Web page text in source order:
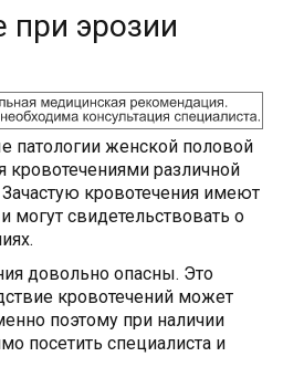
при эрозии
патологии женской половой
различной
Зачастую кровотечения имеют
могут свидетельствовать о
довольно опасны. Это
кровотечений может
поэтому при наличии
посетить специалиста и